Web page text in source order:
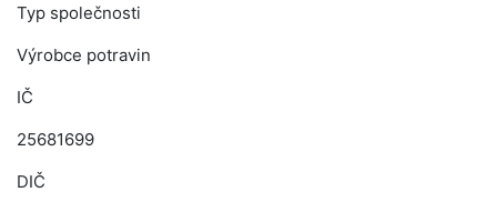
Typ společnosti
Výrobce potravin
IČ
25681699
DIČ